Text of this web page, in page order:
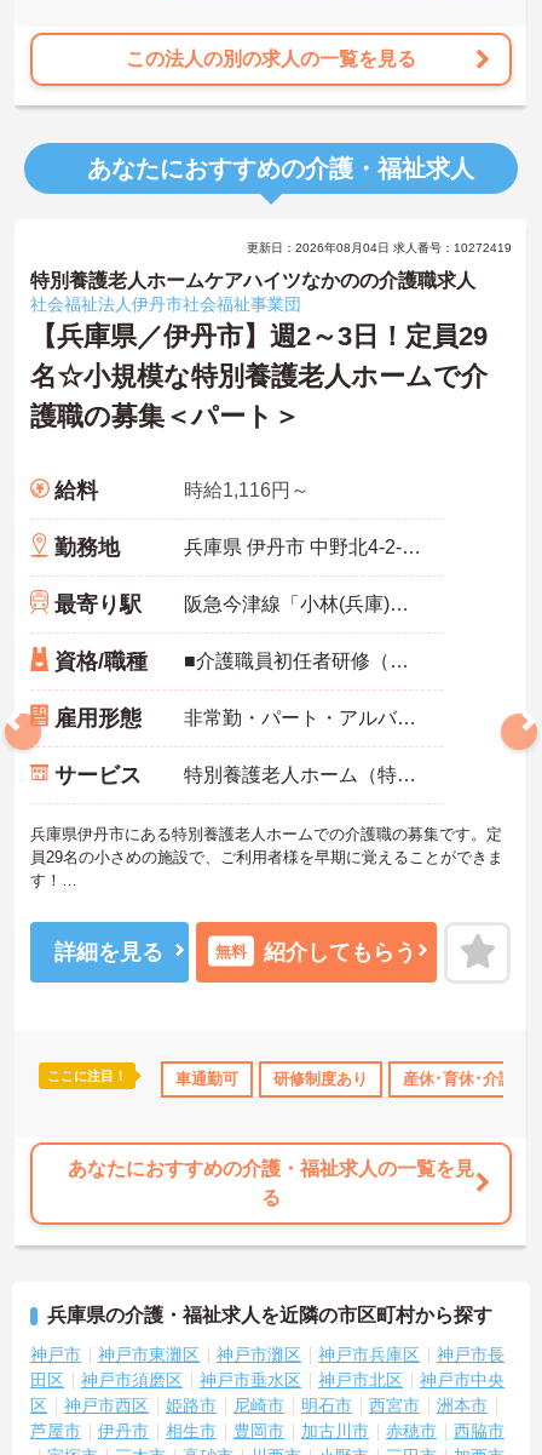
この法人の別の求人の一覧を見る
あなたにおすすめの介護・福祉求人
産休･育休･介護休暇取得実績あり ボーナス・賞与あり
更新日：2026年08月04日 求人番号：10272419
特別養護老人ホームケアハイツなかのの介護職求人
社会福祉法人伊丹市社会福祉事業団
【兵庫県／伊丹市】週2～3日！定員29
名☆小規模な特別養護老人ホームで介
護職の募集＜パート＞
給料 時給1,116円～
勤務地 兵庫県 伊丹市 中野北4-2-11 中野ぬくもりの郷
最寄り駅 阪急今津線「小林(兵庫)駅」バス・車12分
資格/職種 ■介護職員初任者研修（ヘルパー2級）、実務者研修（ヘルパー1級） いずれか必須
雇用形態 非常勤・パート・アルバイト
サービス 特別養護老人ホーム（特養）
兵庫県伊丹市にある特別養護老人ホームでの介護職の募集です。定
員29名の小さめの施設で、ご利用者様を早期に覚えることができま
す！
も安心してご就業いただけます。
ご興味のある方には、面接対策ポイントなど、さらに詳細をご案内
しますのでお気軽にご相談ください！
詳細を見る 無料 紹介してもらう
ここに注目！ 車通勤可 研修制度あり 産休･育休･介護休
あなたにおすすめの介護・福祉求人の一覧を見
る
兵庫県の介護・福祉求人を近隣の市区町村から探す
神戸市 神戸市東灘区 神戸市灘区 神戸市兵庫区
神戸市長
田区
神戸市須磨区 神戸市垂水区 神戸市北区
神戸市中央
区
神戸市西区 姫路市 尼崎市 明石市 西宮市
洲本市
芦屋市
伊丹市 相生市 豊岡市 加古川市 赤穂市
西脇市